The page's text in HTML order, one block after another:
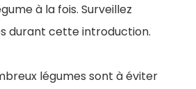
à la fois. Surveillez
durant cette introduction.
légumes sont à éviter